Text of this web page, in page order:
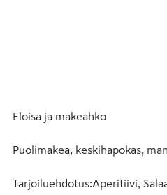
Eloisa ja makeahko
Puolimakea, keskihapokas,
Tarjoiluehdotus:Aperitiivi,